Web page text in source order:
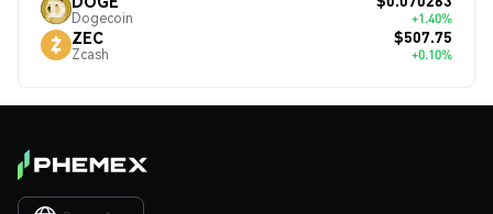
Dogecoin +1.40%
ZEC
Zcash
$507.75
+0.10%